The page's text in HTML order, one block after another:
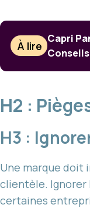
À lire
Capri
H2 :
H3 :
Une marque doit
clientèle. Ignorer
certaines